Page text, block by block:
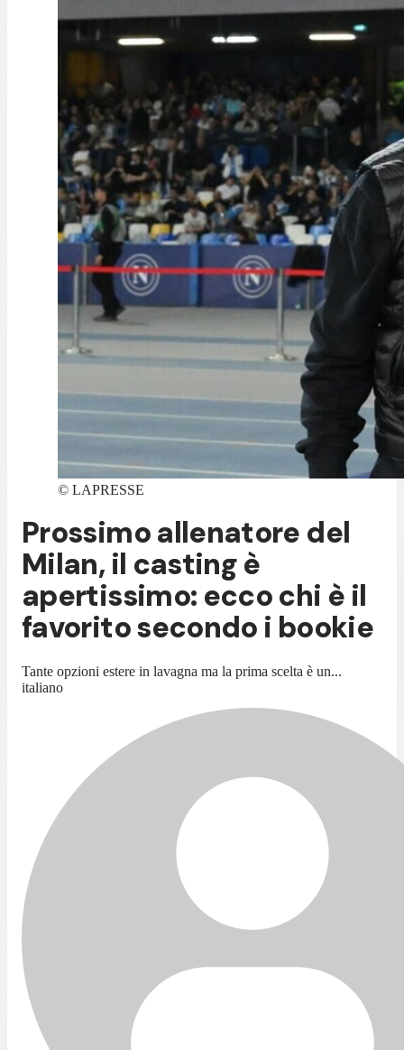
© LAPRESSE
Prossimo allenatore del
Milan, il casting è
apertissimo: ecco chi è il
favorito secondo i bookie
Tante opzioni estere in lavagna ma la prima scelta è un...
italiano